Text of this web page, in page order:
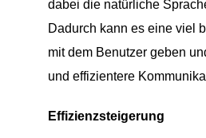
dabei die natürliche
Dadurch kann es eine viel
mit dem Benutzer geben
und effizientere
Effizienzsteigerung